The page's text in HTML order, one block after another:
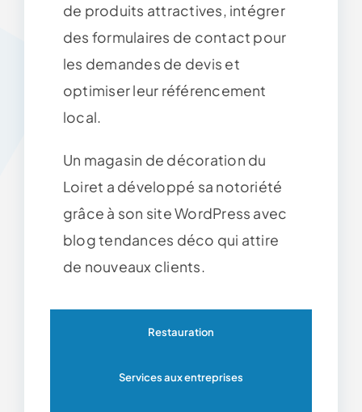
de produits attractives, intégrer
des formulaires de contact pour
les demandes de devis et
optimiser leur référencement
local.
Un magasin de décoration du
Loiret a développé sa notoriété
grâce à son site WordPress avec
blog tendances déco qui attire
de nouveaux clients.
Restauration
Services aux entreprises